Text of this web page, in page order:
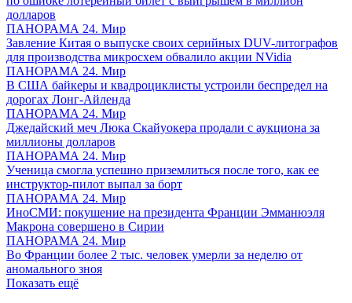
долларов
ПАНОРАМА 24. Мир
Завление Китая о выпуске своих серийных DUV-литографов
для производства микросхем обвалило акции NVidia
ПАНОРАМА 24. Мир
В США байкеры и квадроциклисты устроили беспредел на
дорогах Лонг-Айленда
ПАНОРАМА 24. Мир
Джедайский меч Люка Скайуокера продали с аукциона за
миллионы долларов
ПАНОРАМА 24. Мир
Ученица смогла успешно приземлиться после того, как ее
инструктор-пилот выпал за борт
ПАНОРАМА 24. Мир
ИноСМИ: покушение на президента Франции Эмманюэля
Макрона совершено в Сирии
ПАНОРАМА 24. Мир
Во Франции более 2 тыс. человек умерли за неделю от
аномального зноя
Показать ещё